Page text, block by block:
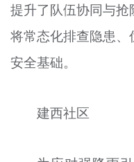
提升了队伍协同与
将常态化排查隐患
安全基础。
建西社区